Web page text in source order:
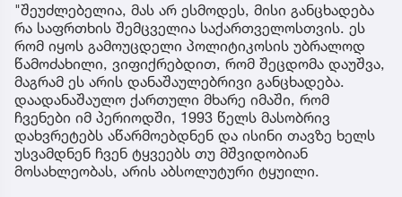
"შეუძლებელია, მას არ ესმოდეს, მისი განცხადება
რა საფრთხის შემცველია საქართველოსთვის. ეს
რომ იყოს გამოუცდელი პოლიტიკოსის უბრალოდ
წამოძახილი, ვიფიქრებდით, რომ შეცდომა დაუშვა,
მაგრამ ეს არის დანაშაულებრივი განცხადება.
დაადანაშაულო ქართული მხარე იმაში, რომ
ჩვენები იმ პერიოდში, 1993 წელს მასობრივ
დახვრეტებს აწარმოებდნენ და ისინი თავზე ხელს
უსვამდნენ ჩვენ ტყვეებს თუ მშვიდობიან
მოსახლეობას, არის აბსოლუტური ტყუილი.